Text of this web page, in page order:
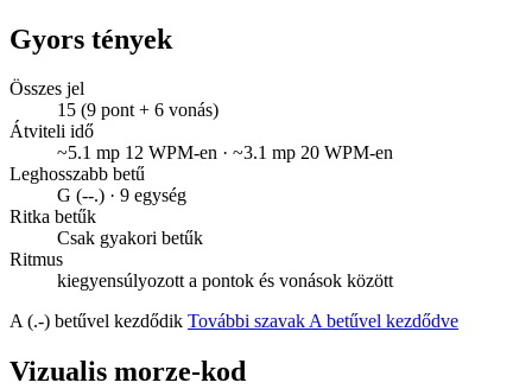
Gyors tények
Összes jel
15 (9 pont + 6 vonás)
Átviteli idő
~5.1 mp 12 WPM-en · ~3.1 mp 20 WPM-en
Leghosszabb betű
G (--.) · 9 egység
Ritka betűk
Csak gyakori betűk
Ritmus
kiegyensúlyozott a pontok és vonások között
A (.-) betűvel kezdődik További szavak A betűvel kezdődve
Vizualis morze-kod